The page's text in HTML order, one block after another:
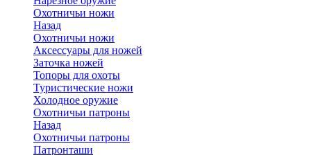
Охотничьи ножи
Назад
Охотничьи ножи
Аксессуары для ножей
Заточка ножей
Топоры для охоты
Туристические ножи
Холодное оружие
Охотничьи патроны
Назад
Охотничьи патроны
Патронташи